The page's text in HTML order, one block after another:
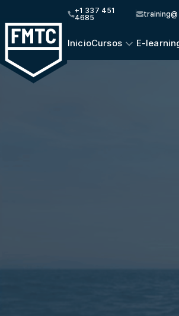
+1 337 451
4685
InicioCursos E-